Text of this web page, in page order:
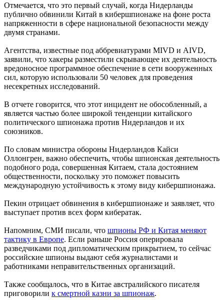
Отмечается, что это первый случай, когда Нидерланды
публично обвинили Китай в кибершпионаже на фоне роста
напряженности в сфере национальной безопасности между
двумя странами.
Агентства, известные под аббревиатурами MIVD и AIVD,
заявили, что хакеры разместили скрывающее их деятельность
вредоносное программное обеспечение в сети вооруженных
сил, которую использовали 50 человек для проведения
несекретных исследований.
В отчете говорится, что этот инцидент не обособленный, а
является частью более широкой тенденции китайского
политического шпионажа против Нидерландов и их
союзников.
По словам министра обороны Нидерландов Кайси
Оллонгрен, важно обеспечить, чтобы шпионская деятельность
подобного рода, совершенная Китаем, стала достоянием
общественности, поскольку это поможет повысить
международную устойчивость к этому виду кибершпионажа.
Пекин отрицает обвинения в кибершпионаже и заявляет, что
выступает против всех форм кибератак.
Напомним, СМИ писали, что шпионы РФ и Китая меняют
тактику в Европе. Если раньше Россия оперировала
разведчиками под дипломатическим прикрытием, то сейчас
российские шпионы выдают себя журналистами и
работниками неправительственных организаций.
Также сообщалось, что в Китае австралийского писателя
приговорили к смертной казни за шпионаж.